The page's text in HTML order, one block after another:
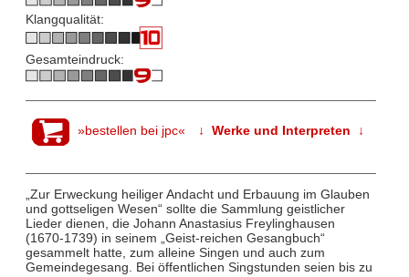
Klangqualität:
Gesamteindruck:
»bestellen bei jpc« ↓ Werke und Interpreten ↓
„Zur Erweckung heiliger Andacht und Erbauung im Glauben
und gottseligen Wesen“ sollte die Sammlung geistlicher
Lieder dienen, die Johann Anastasius Freylinghausen
(1670-1739) in seinem „Geist-reichen Gesangbuch“
gesammelt hatte, zum alleine Singen und auch zum
Gemeindegesang. Bei öffentlichen Singstunden seien bis zu